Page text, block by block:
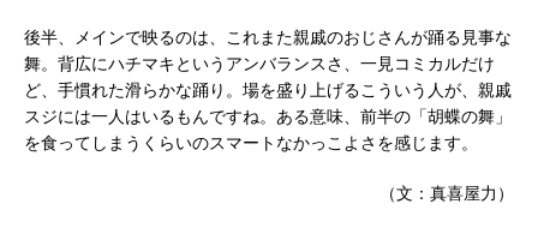
後半、メインで映るのは、これまた親戚のおじさんが踊る見事な
舞。背広にハチマキというアンバランスさ、一見コミカルだけ
ど、手慣れた滑らかな踊り。場を盛り上げるこういう人が、親戚
スジには一人はいるもんですね。ある意味、前半の「胡蝶の舞」
を食ってしまうくらいのスマートなかっこよさを感じます。
（文：真喜屋力）